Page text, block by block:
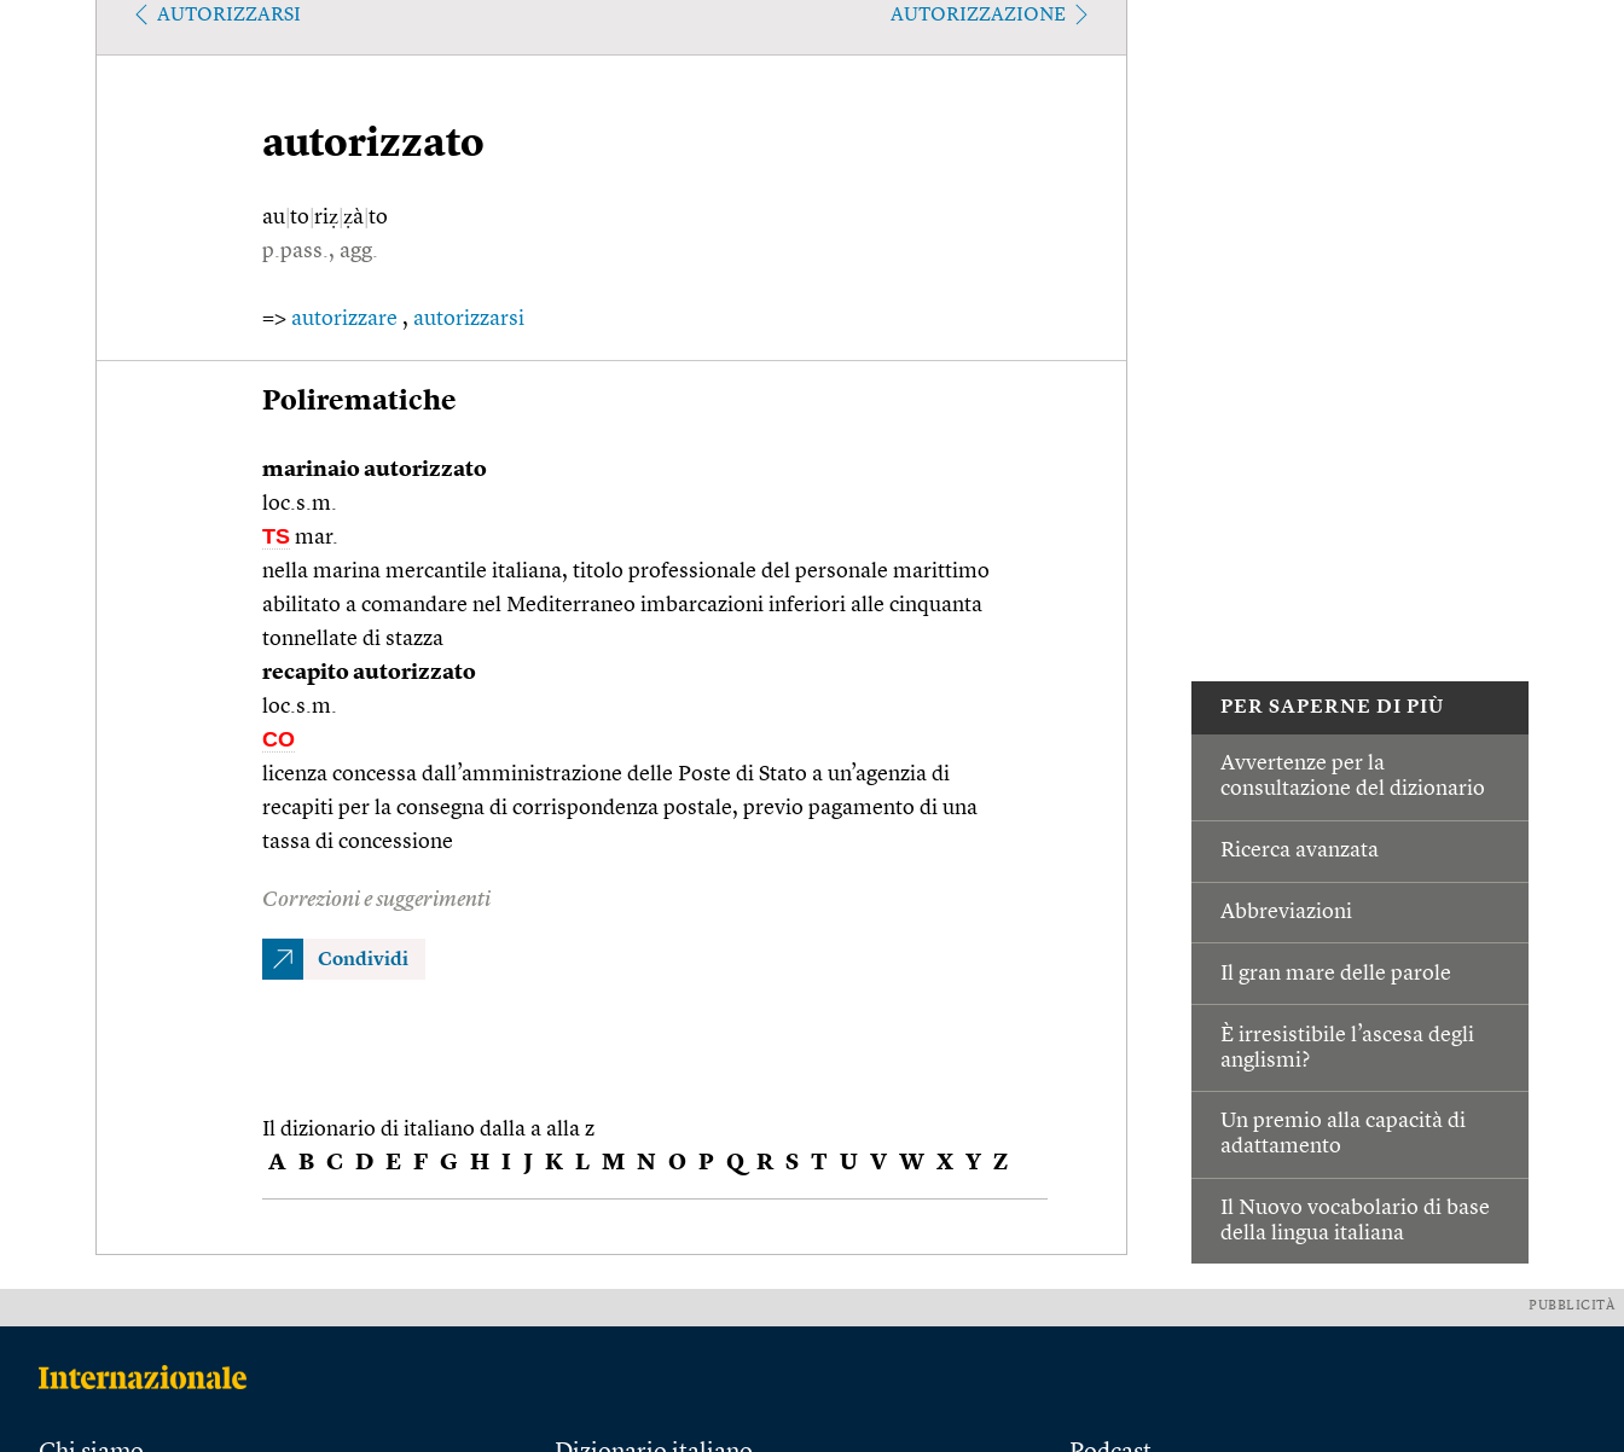
PER SAPERNE DI PIÙ
Avvertenze per la
consultazione del dizionario
Ricerca avanzata
Abbreviazioni
Il gran mare delle parole
È irresistibile l’ascesa degli
anglismi?
Un premio alla capacità di
adattamento
Il Nuovo vocabolario di base
della lingua italiana
AUTORIZZARSI AUTORIZZAZIONE
autorizzato
au to riẓ ẓà to
p.pass., agg.
=> autorizzare , autorizzarsi
Polirematiche
marinaio autorizzato
loc.s.m.
TS mar.
nella marina mercantile italiana, titolo professionale del personale marittimo
abilitato a comandare nel Mediterraneo imbarcazioni inferiori alle cinquanta
tonnellate di stazza
recapito autorizzato
loc.s.m.
CO
licenza concessa dall’amministrazione delle Poste di Stato a un’agenzia di
recapiti per la consegna di corrispondenza postale, previo pagamento di una
tassa di concessione
Correzioni e suggerimenti
Condividi
Il dizionario di italiano dalla a alla z
A B C D E F G H I J K L M N O P Q R S T U V W X Y Z
PUBBLICITÀ